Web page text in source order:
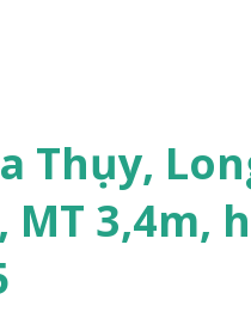
0984999007 -
quận Long Biên.
tôi có hơn 500
tại website chính
mua nhà đất khi
Thụy,
MT 3,4m,